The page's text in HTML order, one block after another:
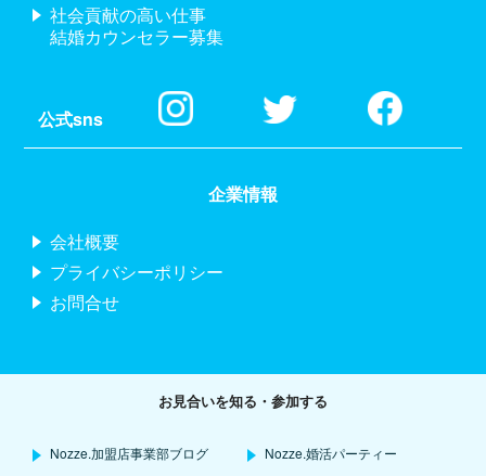
社会貢献の高い仕事
結婚カウンセラー募集
公式sns
企業情報
会社概要
プライバシーポリシー
お問合せ
お見合いを知る・参加する
Nozze.加盟店事業部ブログ Nozze.婚活パーティー